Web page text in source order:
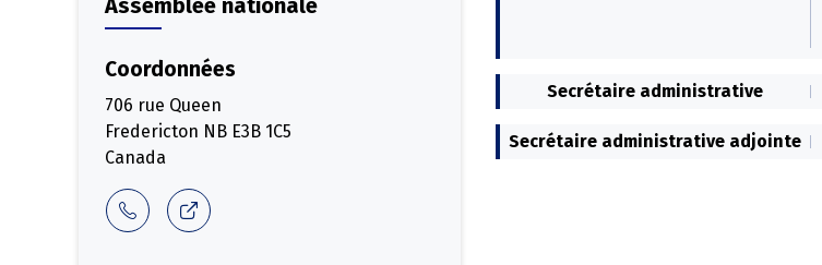
Assemblée nationale
Coordonnées
706 rue Queen
Fredericton NB E3B 1C5
Canada
Secrétaire administrative
Secrétaire administrative adjointe